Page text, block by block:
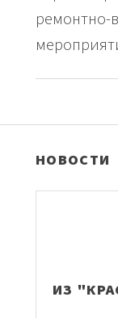
ремонтно-
НОВОСТИ
ИЗ